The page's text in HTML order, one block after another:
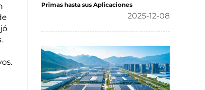
Primas hasta sus Aplicaciones
2025-12-08